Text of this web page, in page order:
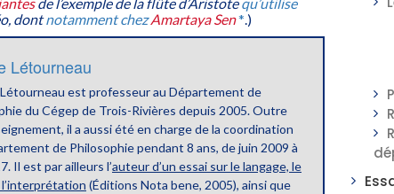
dontnotamment chezAmartaya Sen* .)
Létourneau
est professeur au Département de
du Cégep de Trois-Rivières depuis 2005. Outre
il a aussi été en charge de la coordination
de Philosophie pendant 8 ans, de juin 2009 à
Il est par ailleurs l’auteur d’un essai sur le langage, le
(Éditions Nota bene, 2005), ainsi que